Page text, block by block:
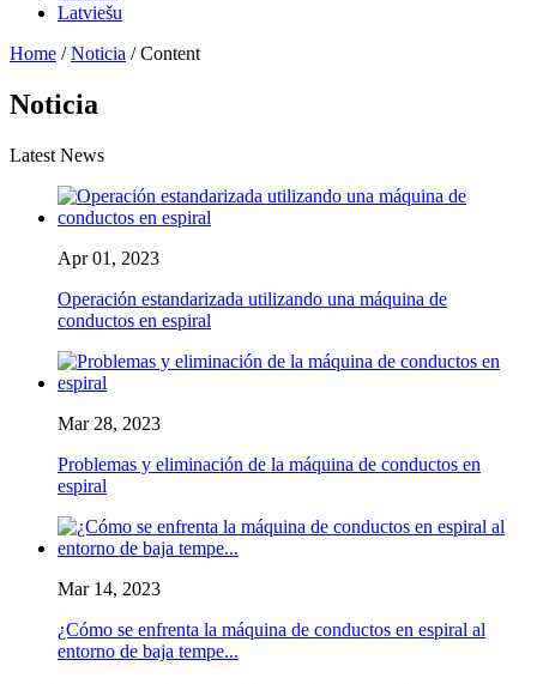
Latviešu
Home /Noticia / Content
Noticia
Latest News
Apr 01, 2023
Operación estandarizada utilizando una máquina de
conductos en espiral
Mar 28, 2023
Problemas y eliminación de la máquina de conductos en
espiral
Mar 14, 2023
¿Cómo se enfrenta la máquina de conductos en espiral al
entorno de baja tempe...